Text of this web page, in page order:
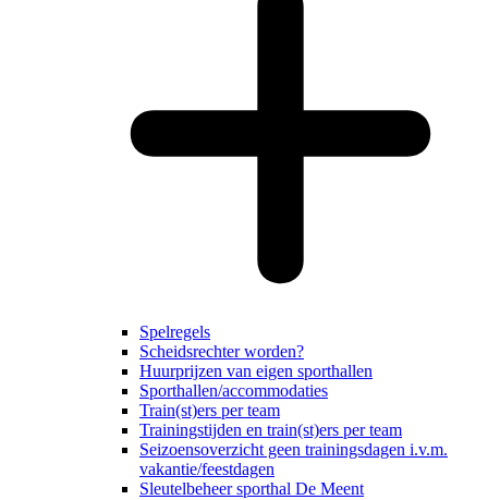
Spelregels
Scheidsrechter worden?
Huurprijzen van eigen sporthallen
Sporthallen/accommodaties
Train(st)ers per team
Trainingstijden en train(st)ers per team
Seizoensoverzicht geen trainingsdagen i.v.m.
vakantie/feestdagen
Sleutelbeheer sporthal De Meent